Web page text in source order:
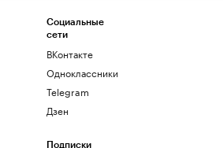
Социальные
сети
ВКонтакте
Одноклассники
Telegram
Дзен
Подписки